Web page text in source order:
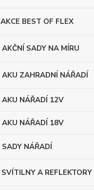
AKCE BEST OF FLEX
AKČNÍ SADY NA MÍRU
AKU ZAHRADNÍ NÁŘADÍ
AKU NÁŘADÍ 12V
AKU NÁŘADÍ 18V
SADY NÁŘADÍ
SVÍTILNY A REFLEKTORY